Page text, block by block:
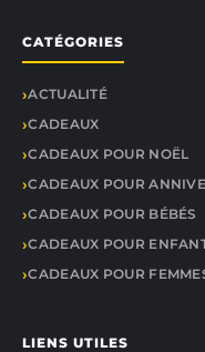
CATÉGORIES
ACTUALITÉ
CADEAUX
CADEAUX POUR NOËL
CADEAUX POUR
CADEAUX POUR BÉBÉS
CADEAUX POUR
CADEAUX POUR
LIENS UTILES